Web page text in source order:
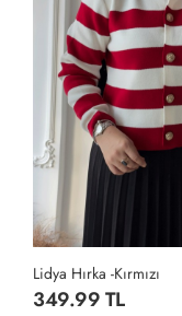
Prenses Kol Hırka - Taş
949.99 TL